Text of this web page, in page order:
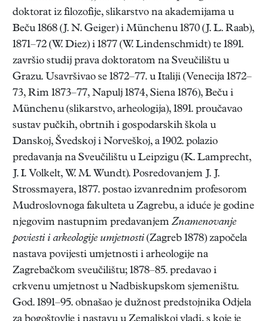
doktorat iz filozofije, slikarstvo na akademijama u
Beču 1868 (J. N. Geiger) i Münchenu 1870 (J. L. Raab),
1871–72 (W. Diez) i 1877 (W. Lindenschmidt) te 1891.
završio studij prava doktoratom na Sveučilištu u
Grazu. Usavršivao se 1872–77. u Italiji (Venecija 1872–
73, Rim 1873–77, Napulj 1874, Siena 1876), Beču i
Münchenu (slikarstvo, arheologija), 1891. proučavao
sustav pučkih, obrtnih i gospodarskih škola u
Danskoj, Švedskoj i Norveškoj, a 1902. polazio
predavanja na Sveučilištu u Leipzigu (K. Lamprecht,
J. I. Volkelt, W. M. Wundt). Posredovanjem J. J.
Strossmayera, 1877. postao izvanrednim profesorom
Mudroslovnoga fakulteta u Zagrebu, a iduće je godine
njegovim nastupnim predavanjem Znamenovanje
poviesti i arkeologije umjetnosti (Zagreb 1878) započela
nastava povijesti umjetnosti i arheologije na
Zagrebačkom sveučilištu; 1878–85. predavao i
crkvenu umjetnost u Nadbiskupskom sjemeništu.
God. 1891–95. obnašao je dužnost predstojnika Odjela